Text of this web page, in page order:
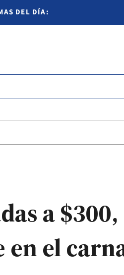
DEL DÍA:
a
en el